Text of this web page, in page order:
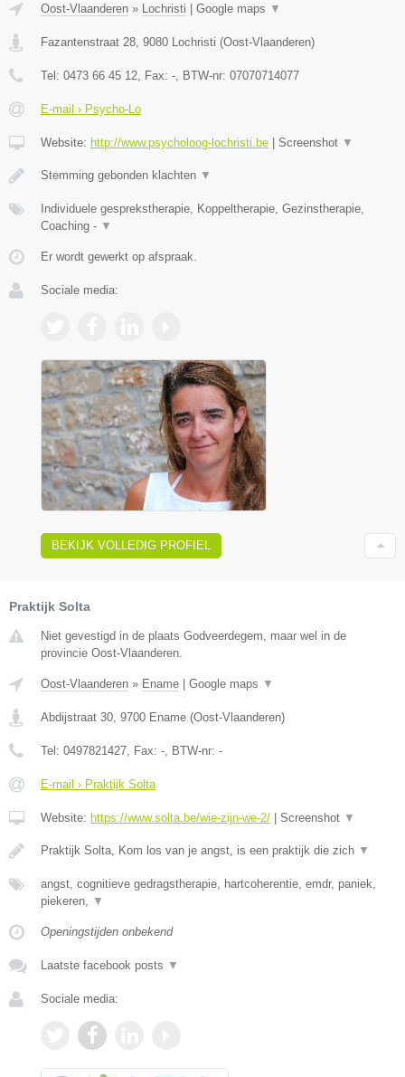
Oost-Vlaanderen » Lochristi Google maps ▼
Fazantenstraat 28 9080 Lochristi (Oost-Vlaanderen)
Tel: 0473 66 45 12 , Fax: - , BTW-nr: 07070714077
E-mail › Psycho-Lo
Website: http://www.psycholoog-lochristi.be Screenshot ▼
Stemming gebonden klachten ▼
Individuele gesprekstherapie, Koppeltherapie, Gezinstherapie,
Coaching - ▼
Er wordt gewerkt op afspraak.
Sociale media:
BEKIJK VOLLEDIG PROFIEL
Praktijk Solta
Niet gevestigd in de plaats Godveerdegem, maar wel in de
provincie Oost-Vlaanderen.
Oost-Vlaanderen » Ename | Google maps ▼
Abdijstraat 30 9700 Ename (Oost-Vlaanderen)
Tel: 0497821427 , Fax: - , BTW-nr: -
E-mail › Praktijk Solta
Website: https://www.solta.be/wie-zijn-we-2/ | Screenshot ▼
Praktijk Solta, Kom los van je angst, is een praktijk die zich ▼
angst, cognitieve gedragstherapie, hartcoherentie, emdr, paniek,
piekeren,
▼
Openingstijden onbekend
Laatste facebook posts ▼
Sociale media: